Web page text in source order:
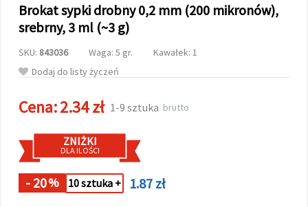
naszych
partnerów
analitycznych
marketingowych.
Możesz
zgodzić się
używanie
wszystkich
klikając
"Akceptuj
wskazać
Brokat sypki drobny 0,2 mm (200 mikronów),
srebrny, 3 ml (~3 g)
SKU: 843036 Waga: 5 gr.
Kawałek: 1
Dodaj do listy życzeń
Cena:2.34 zł 1-9 sztuka brutto
ZNIŻKI
DLA ILOŚCI
- 20% 10 sztuka + 1.87 zł